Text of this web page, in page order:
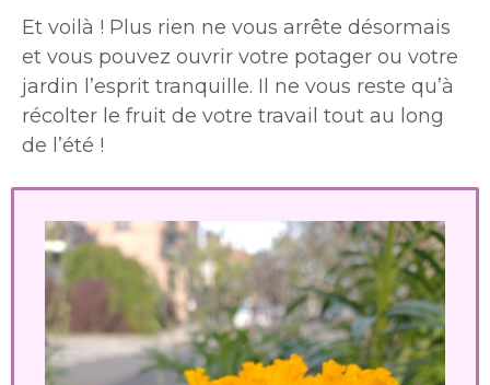
Et voilà ! Plus rien ne vous arrête désormais
et vous pouvez ouvrir votre potager ou votre
jardin l’esprit tranquille. Il ne vous reste qu’à
récolter le fruit de votre travail tout au long
de l’été !